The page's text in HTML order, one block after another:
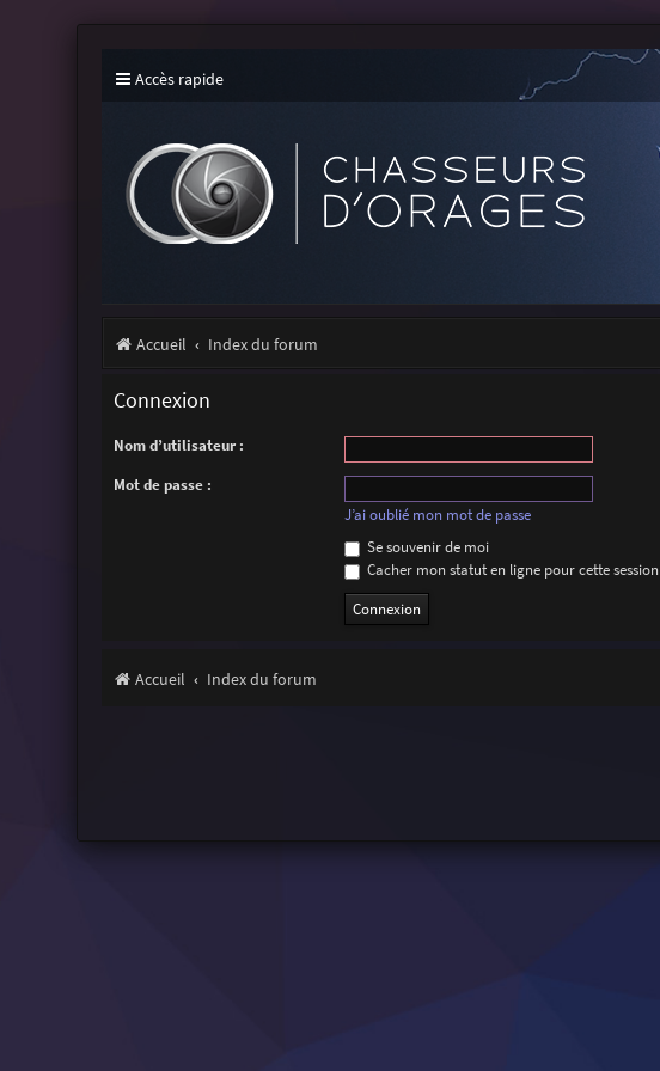
Accès rapide
Accueil Index du forum
Connexion
Nom d’utilisateur :
Mot de passe :
J’ai oublié mon mot de passe
Se souvenir de moi
Cacher mon statut en ligne pour cette session
Accueil Index du forum